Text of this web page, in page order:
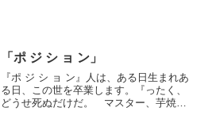
「ポ ジ シ ョ ン」
『ポ ジ シ ョ ン』人は、ある日生まれあ
る日、この世を卒業します。『ったく、
どうせ死ぬだけだ。 マスター、芋焼